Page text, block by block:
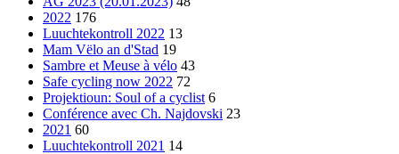
2022 176
Luuchtekontroll 2022 13
Mam Vëlo an d'Stad 19
Sambre et Meuse à vélo 43
Safe cycling now 2022 72
Projektioun: Soul of a cyclist 6
Conférence avec Ch. Najdovski 23
2021 60
Luuchtekontroll 2021 14